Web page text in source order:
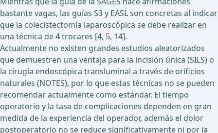
bastante vagas, las guías S3 y EASL son concretas al indicar
que la colecistectomía laparoscópica se debe realizar en
una técnica de 4 trocares [4, 5, 14].
Actualmente no existen grandes estudios aleatorizados
que demuestren una ventaja para la incisión única (SILS) o
la cirugía endoscópica transluminal a través de orificios
naturales (NOTES), por lo que estas técnicas no se pueden
recomendar actualmente como estándar. El tiempo
operatorio y la tasa de complicaciones dependen en gran
medida de la experiencia del operador, además el dolor
postoperatorio no se reduce significativamente ni por la